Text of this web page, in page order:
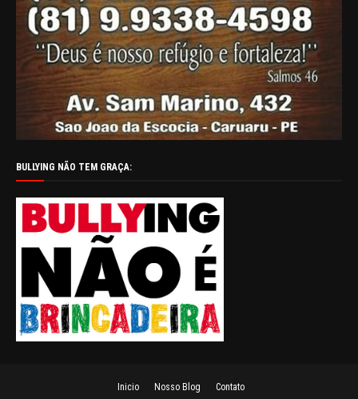
BULLYING NÃO TEM GRAÇA:
Inicio Nosso Blog Contato